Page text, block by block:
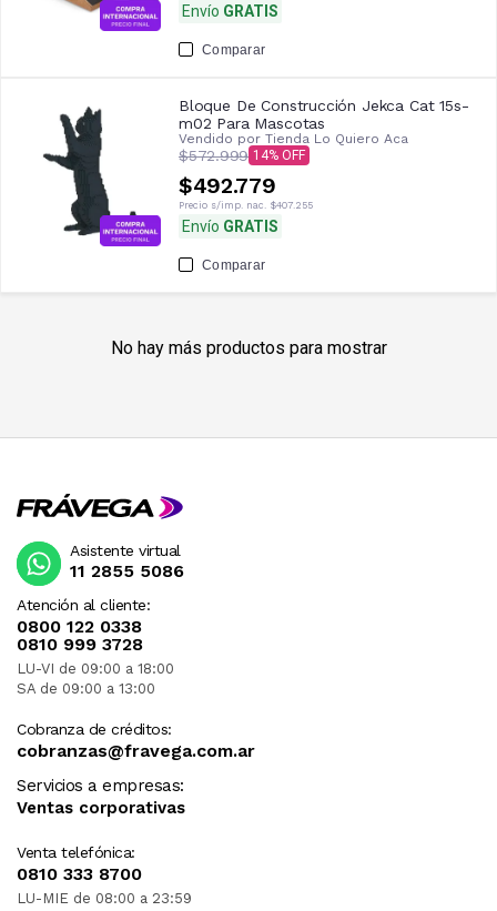
Envío GRATIS
Comparar
Bloque De Construcción Jekca Cat 15s-
m02 Para Mascotas
Vendido por Tienda Lo Quiero Aca
$572.999 14
$492.779
Precio s/imp. nac. $407.255
Envío GRATIS
Comparar
No hay más productos para mostrar
Atención al cliente:
0800 122 0338
0810 999 3728
LU-VI de 09:00 a 18:00
SA de 09:00 a 13:00
Cobranza de créditos:
cobranzas@fravega.com.ar
Servicios a empresas:
Ventas corporativas
Venta telefónica:
0810 333 8700
LU-MIE de 08:00 a 23:59
Asistente virtual
11 2855 5086